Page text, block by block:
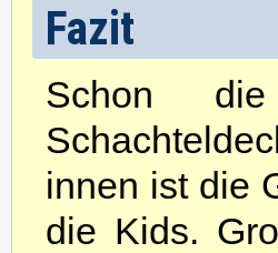
Fazit
Schon
innen ist die
die Kids.